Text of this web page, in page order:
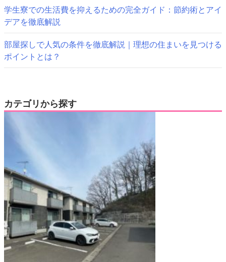
学生寮での生活費を抑えるための完全ガイド：節約術とアイ
デアを徹底解説
部屋探しで人気の条件を徹底解説｜理想の住まいを見つける
ポイントとは？
カテゴリから探す